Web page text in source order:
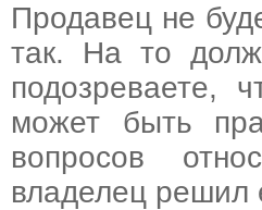
Продавец не
так. На то
подозреваете,
может быть
вопросов
владелец решил